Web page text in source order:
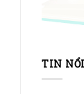
TIN